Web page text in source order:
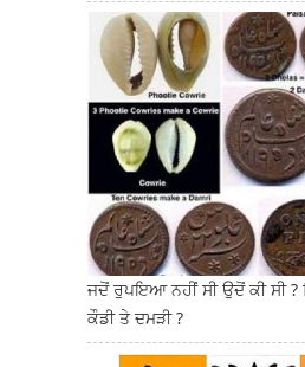
ਜਦੋਂ ਰੁਪਇਆ ਨਹੀਂ ਸੀ ਉਦੋਂ ਕੀ ਸੀ ?
ਕੌਡੀ ਤੇ ਦਮੜੀ ?